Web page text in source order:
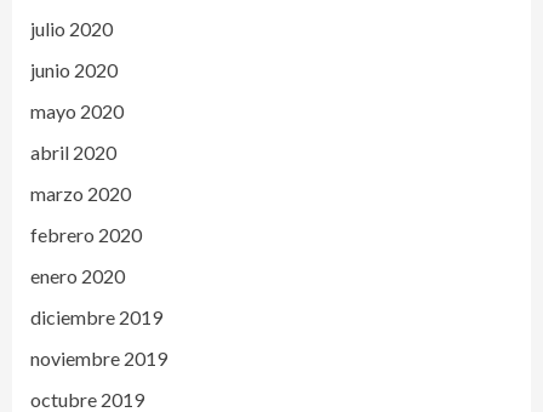
julio 2020
junio 2020
mayo 2020
abril 2020
marzo 2020
febrero 2020
enero 2020
diciembre 2019
noviembre 2019
octubre 2019